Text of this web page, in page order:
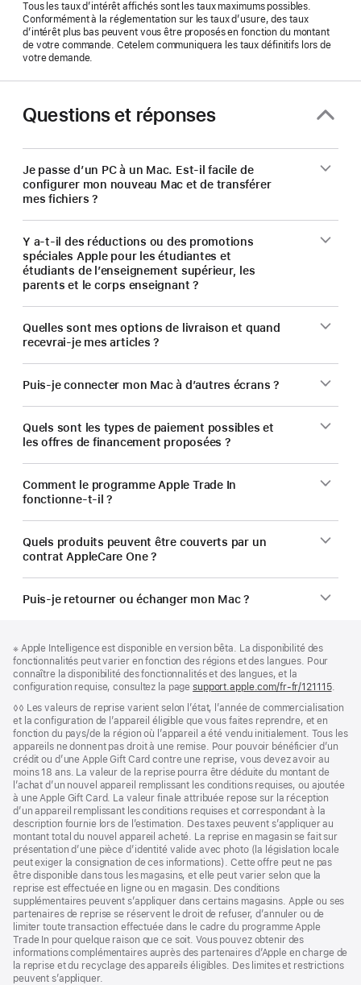
Tous les taux d’intérêt affichés sont les taux maximums possibles.
Conformément à la réglementation sur les taux d’usure, des taux
d’intérêt plus bas peuvent vous être proposés en fonction du montant
de votre commande. Cetelem communiquera les taux définitifs lors de
votre demande.
Questions et réponses
Je passe d’un PC à un Mac. Est-il facile de
configurer mon nouveau Mac et de transférer
mes fichiers ?
Y a-t-il des réductions ou des promotions
spéciales Apple pour les étudiantes et
étudiants de l’enseignement supérieur, les
parents et le corps enseignant ?
Quelles sont mes options de livraison et quand
recevrai-je mes articles ?
Puis-je connecter mon Mac à d’autres écrans ?
Quels sont les types de paiement possibles et
les offres de financement proposées ?
Comment le programme Apple Trade In
fonctionne-t-il ?
Quels produits peuvent être couverts par un
contrat AppleCare One ?
Puis-je retourner ou échanger mon Mac ?
de
page
de
bas
de
Note
de
bas
de
※ Apple Intelligence est disponible en version bêta. La disponibilité des
fonctionnalités peut varier en fonction des régions et des langues. Pour
connaître la disponibilité des fonctionnalités et des langues, et la
configuration requise, consultez la pagesupport.apple.com/fr-fr/121115
une
.
Note
de
bas
de
page
◊◊ Les valeurs de reprise varient selon l’état, l’année de commercialisation
et la configuration de l’appareil éligible que vous faites reprendre, et en
fonction du pays/de la région où l’appareil a été vendu initialement. Tous les
appareils ne donnent pas droit à une remise. Pour pouvoir bénéficier d’un
crédit ou d’une Apple Gift Card contre une reprise, vous devez avoir au
moins 18 ans. La valeur de la reprise pourra être déduite du montant de
l’achat d’un nouvel appareil remplissant les conditions requises, ou ajoutée
à une Apple Gift Card. La valeur finale attribuée repose sur la réception
d’un appareil remplissant les conditions requises et correspondant à la
description fournie lors de l’estimation. Des taxes peuvent s’appliquer au
montant total du nouvel appareil acheté. La reprise en magasin se fait sur
présentation d’une pièce d’identité valide avec photo (la législation locale
peut exiger la consignation de ces informations). Cette offre peut ne pas
être disponible dans tous les magasins, et elle peut varier selon que la
reprise est effectuée en ligne ou en magasin. Des conditions
supplémentaires peuvent s’appliquer dans certains magasins. Apple ou ses
partenaires de reprise se réservent le droit de refuser, d’annuler ou de
limiter toute transaction effectuée dans le cadre du programme Apple
Trade In pour quelque raison que ce soit. Vous pouvez obtenir des
informations complémentaires auprès des partenaires d’Apple en charge de
la reprise et du recyclage des appareils éligibles. Des limites et restrictions
peuvent s’appliquer.